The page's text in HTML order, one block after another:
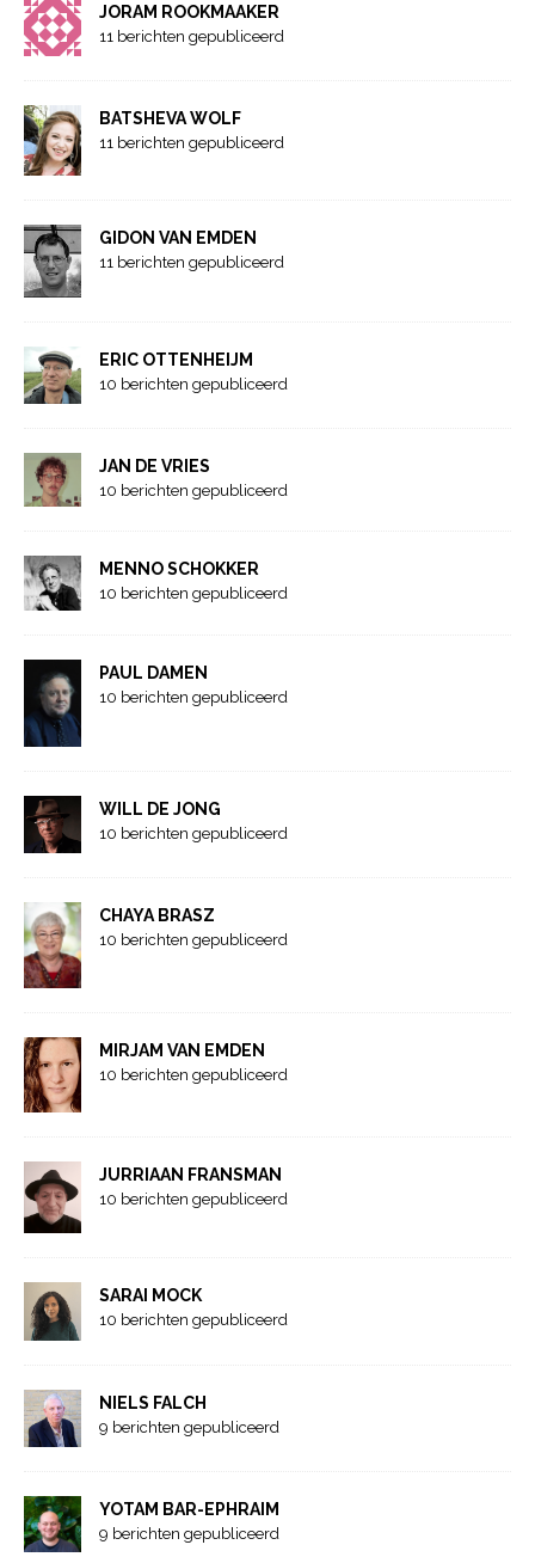
JORAM ROOKMAAKER
11 berichten gepubliceerd
BATSHEVA WOLF
11 berichten gepubliceerd
GIDON VAN EMDEN
11 berichten gepubliceerd
ERIC OTTENHEIJM
10 berichten gepubliceerd
JAN DE VRIES
10 berichten gepubliceerd
MENNO SCHOKKER
10 berichten gepubliceerd
PAUL DAMEN
10 berichten gepubliceerd
WILL DE JONG
10 berichten gepubliceerd
CHAYA BRASZ
10 berichten gepubliceerd
MIRJAM VAN EMDEN
10 berichten gepubliceerd
JURRIAAN FRANSMAN
10 berichten gepubliceerd
SARAI MOCK
10 berichten gepubliceerd
NIELS FALCH
9 berichten gepubliceerd
YOTAM BAR-EPHRAIM
9 berichten gepubliceerd